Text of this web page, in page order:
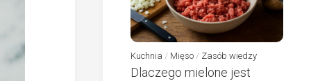
Kuchnia / Mięso / Zasób wiedzy
Dlaczego mielone jest